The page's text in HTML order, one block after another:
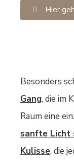
Hier
Besonders
Gang, die im
Raum eine
sanfte Licht
Kulisse, die